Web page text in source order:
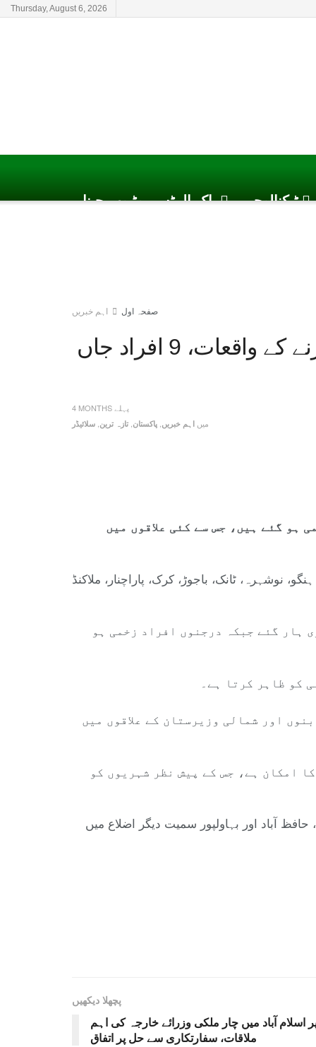
Thursday, August 6, 2026
پاک الرٹس یوٹیوب چینل ٹیکنالوجی
صفحہ اول اہم خبریں
خیبر پختونخوا میں بارشوں سے گھروں کی چھتیں اور دیواریں گرنے کے واقعات، 9 افراد جاں
4 MONTHS پہلے
میں اہم خبریں پاکستان تازہ ترین سلائیڈر
کے باعث پیش آنے والے مختلف حادثات میں 9 افراد جاں بحق جبکہ 47 افراد زخمی ہو گئے ہیں، جس سے کئی علاقوں میں
ٹانک، باجوڑ، کرک، پاراچنار، ملاکنڈ
گرنے کے واقعات پیش آئے، جن کے باعث 9 افراد جان کی بازی ہار گئے جبکہ درجنوں افراد زخمی ہو
تر حادثات بنوں اور شمالی وزیرستان کے علاقوں میں
امکان ہے، جس کے پیش نظر شہریوں کو
آباد اور بہاولپور سمیت دیگر اضلاع میں
پچھلا دیکھیں
آباد میں چار ملکی وزرائے خارجہ کی اہم
ملاقات، سفارتکاری سے حل پر اتفاق